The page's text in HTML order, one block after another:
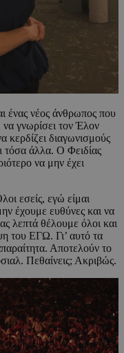
ένας νέος άνθρωπος που
γνωρίσει τον Έλον
κερδίζει διαγωνισμούς
τόσα άλλα. Ο Φειδίας
να μην έχει
εσείς, εγώ είμαι
έχουμε ευθύνες και να
λεπτά θέλουμε όλοι και
του ΕΓΩ. Γι’ αυτό τα
Αποτελούν το
Πεθαίνεις; Ακριβώς.